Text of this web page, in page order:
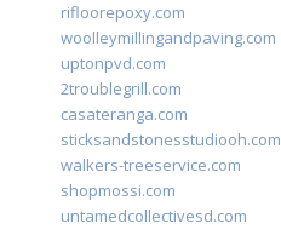
rifloorepoxy.com
woolleymillingandpaving.com
uptonpvd.com
2troublegrill.com
casateranga.com
sticksandstonesstudiooh.com
walkers-treeservice.com
shopmossi.com
untamedcollectivesd.com